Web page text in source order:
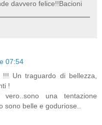
davvero felice!!Bacioni
07:54
Un traguardo di bellezza,
!
una tentazione
belle e goduriose..